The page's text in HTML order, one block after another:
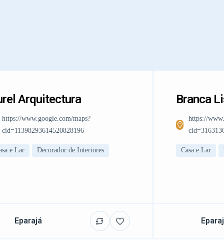
Arquitectura
https://www.google.com/maps?
cid=11398293614520828196
e Lar Decorador de Interiores
Eparajá
Branca
https://
Casa e Lar